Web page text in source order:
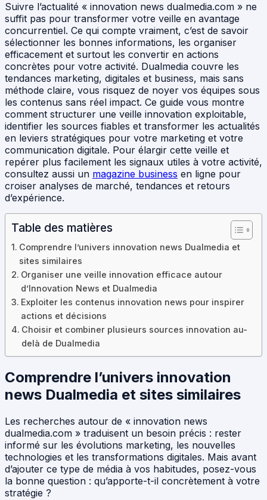
Suivre l’actualité « innovation news dualmedia.com » ne
suffit pas pour transformer votre veille en avantage
concurrentiel. Ce qui compte vraiment, c’est de savoir
sélectionner les bonnes informations, les organiser
efficacement et surtout les convertir en actions
concrètes pour votre activité. Dualmedia couvre les
tendances marketing, digitales et business, mais sans
méthode claire, vous risquez de noyer vos équipes sous
les contenus sans réel impact. Ce guide vous montre
comment structurer une veille innovation exploitable,
identifier les sources fiables et transformer les actualités
en leviers stratégiques pour votre marketing et votre
communication digitale. Pour élargir cette veille et
repérer plus facilement les signaux utiles à votre activité,
consultez aussi un magazine business en ligne pour
croiser analyses de marché, tendances et retours
d’expérience.
Table des matières
Comprendre l’univers innovation news Dualmedia et
sites similaires
Organiser une veille innovation efficace autour
d’Innovation News et Dualmedia
Exploiter les contenus innovation news pour inspirer
actions et décisions
Choisir et combiner plusieurs sources innovation au-
delà de Dualmedia
Comprendre l’univers innovation
news Dualmedia et sites similaires
Les recherches autour de « innovation news
dualmedia.com » traduisent un besoin précis : rester
informé sur les évolutions marketing, les nouvelles
technologies et les transformations digitales. Mais avant
d’ajouter ce type de média à vos habitudes, posez-vous
la bonne question : qu’apporte-t-il concrètement à votre
stratégie ?